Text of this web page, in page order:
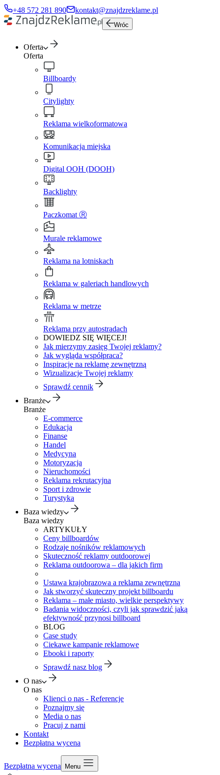
+48 572 281 890 kontakt@znajdzreklame.pl
Wróc
Oferta
Oferta
Billboardy
Citylighty
Reklama wielkoformatowa
Komunikacja miejska
Digital OOH (DOOH)
Backlighty
Paczkomat Ⓡ
Murale reklamowe
Reklama na lotniskach
Reklama w galeriach handlowych
Reklama w metrze
Reklama przy autostradach
DOWIEDZ SIĘ WIĘCEJ!
Jak mierzymy zasięg Twojej reklamy?
Jak wygląda współpraca?
Inspiracje na reklamę zewnętrzną
Wizualizacje Twojej reklamy
Sprawdź cennik
Branże
Branże
E-commerce
Edukacja
Finanse
Handel
Medycyna
Motoryzacja
Nieruchomości
Reklama rekrutacyjna
Sport i zdrowie
Turystyka
Baza wiedzy
Baza wiedzy
ARTYKUŁY
Ceny billboardów
Rodzaje nośników reklamowych
Skuteczność reklamy outdoorowej
Reklama outdoorowa – dla jakich firm
Ustawa krajobrazowa a reklama zewnętrzna
Jak stworzyć skuteczny projekt billboardu
Reklama – małe miasto, wielkie perspektywy
Badania widoczności, czyli jak sprawdzić jaką
efektywność przynosi billboard
BLOG
Case study
Ciekawe kampanie reklamowe
Ebooki i raporty
Sprawdź nasz blog
O nas
O nas
Klienci o nas - Referencje
Poznajmy się
Media o nas
Pracuj z nami
Kontakt
Bezpłatna wycena
Bezpłatna wycena Menu